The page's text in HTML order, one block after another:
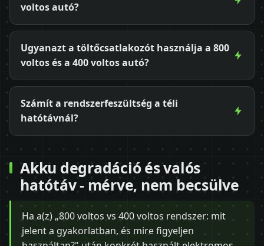
voltos autó?
Ugyanazt a töltőcsatlakozót használja a 800
voltos és a 400 voltos autó?
Számít a rendszerfeszültség a téli
hatótávnál?
Akku degradáció és valós
hatótáv - mérve, nem becsülve
Ha a(z) „800 voltos vs 400 voltos rendszer: mit
jelent a gyakorlatban, és mire figyeljen